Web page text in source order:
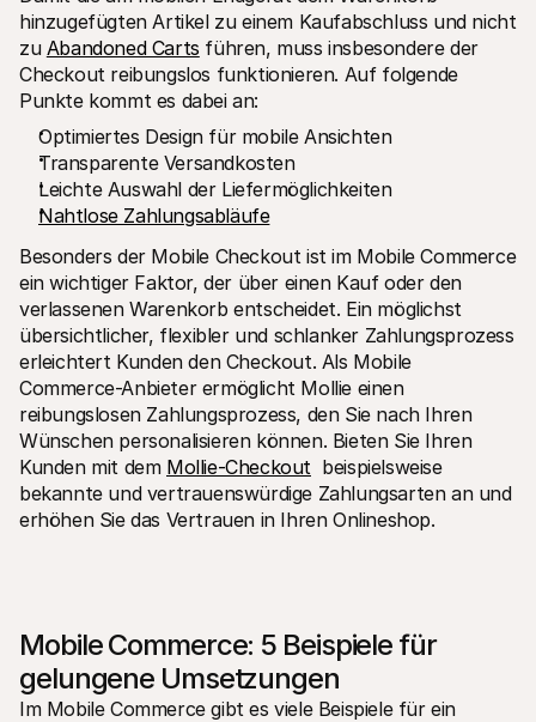
hinzugefügten Artikel zu einem Kaufabschluss und nicht
zu Abandoned Carts führen, muss insbesondere der
Checkout reibungslos funktionieren. Auf folgende
Punkte kommt es dabei an:
Optimiertes Design für mobile Ansichten
Transparente Versandkosten
Leichte Auswahl der Liefermöglichkeiten
Nahtlose Zahlungsabläufe
Besonders der Mobile Checkout ist im Mobile Commerce
ein wichtiger Faktor, der über einen Kauf oder den
verlassenen Warenkorb entscheidet. Ein möglichst
übersichtlicher, flexibler und schlanker Zahlungsprozess
erleichtert Kunden den Checkout. Als Mobile
Commerce-Anbieter ermöglicht Mollie einen
reibungslosen Zahlungsprozess, den Sie nach Ihren
Wünschen personalisieren können. Bieten Sie Ihren
Kunden mit dem Mollie-Checkout beispielsweise
bekannte und vertrauenswürdige Zahlungsarten an und
erhöhen Sie das Vertrauen in Ihren Onlineshop.
Mobile Commerce: 5 Beispiele für
gelungene Umsetzungen
Im Mobile Commerce gibt es viele Beispiele für ein